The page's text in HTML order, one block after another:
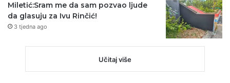
Miletić:Sram me da sam pozvao ljude
da glasuju za Ivu Rinčić!
3 tjedna ago
Učitaj više